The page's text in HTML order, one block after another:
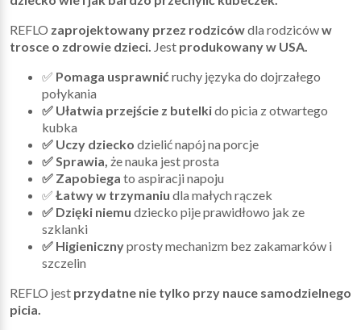
REFLO zaprojektowany przez rodzicówdla rodzicóww
trosce o zdrowie dzieci. Jest produkowany w USA.
✅ Pomaga usprawnić ruchy języka do dojrzałego
połykania
✅ Ułatwia przejście z butelkido picia z otwartego
kubka
✅ Uczy dziecko dzielić napój na porcje
✅ Sprawia, że nauka jest prosta
✅ Zapobiega to aspiracji napoju
✅ Łatwy w trzymaniu dla małych rączek
✅ Dzięki niemu dziecko pije prawidłowo jak ze
szklanki
✅ Higienicznyprosty mechanizm bez zakamarków i
szczelin
REFLO jest przydatne nie tylko przy nauce samodzielnego
picia.